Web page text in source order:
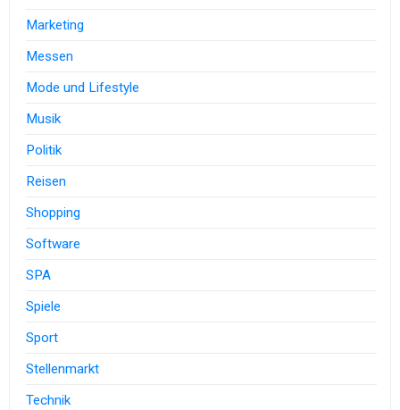
Marketing
Messen
Mode und Lifestyle
Musik
Politik
Reisen
Shopping
Software
SPA
Spiele
Sport
Stellenmarkt
Technik